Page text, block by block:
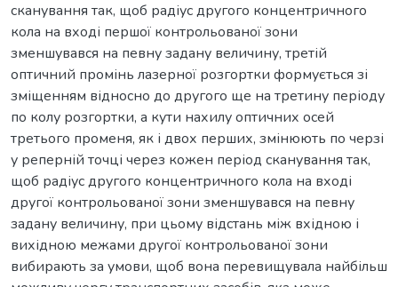
сканування так, щоб радіус другого концентричного
кола на вході першої контрольованої зони
зменшувався на певну задану величину, третій
оптичний промінь лазерної розгортки формується зі
зміщенням відносно до другого ще на третину періоду
по колу розгортки, а кути нахилу оптичних осей
третього променя, як і двох перших, змінюють по черзі
у реперній точці через кожен період сканування так,
щоб радіус другого концентричного кола на вході
другої контрольованої зони зменшувався на певну
задану величину, при цьому відстань між вхідною і
вихідною межами другої контрольованої зони
вибирають за умови, щоб вона перевищувала найбільш